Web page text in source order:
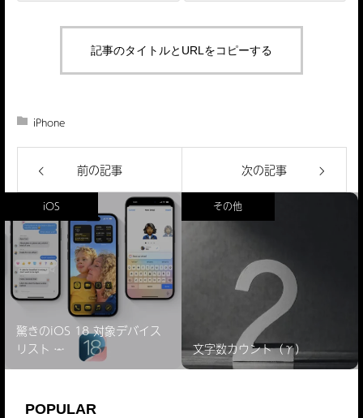
記事のタイトルとURLをコピーする
iPhone
前の記事 次の記事
iOS
驚きのiOS 18 対象デバイス
リスト ̵…
その他
文字数カウント（γ）
POPULAR
iPhone8(仮)
有機EL（OLED）
発売時期